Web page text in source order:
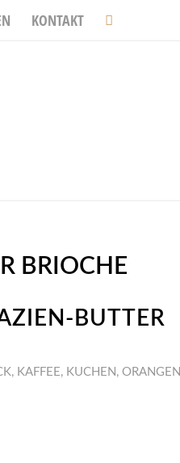
KONTAKT
BRIOCHE
BUTTER
, KAFFEE, KUCHEN , ORANGEN